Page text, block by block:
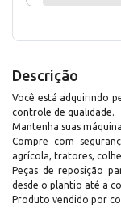
Descrição
Você está adquirindo
controle de qualidade.
Mantenha suas
Compre com
agrícola, tratores,
Peças de reposição
desde o plantio até a
Produto vendido por